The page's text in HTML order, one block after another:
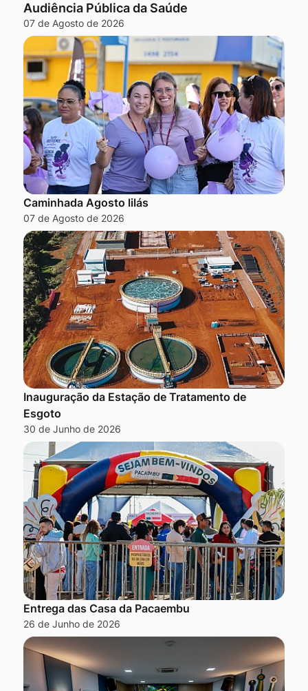
Audiência Pública da Saúde
07 de Agosto de 2026
Caminhada Agosto lilás
07 de Agosto de 2026
Inauguração da Estação de Tratamento de
Esgoto
30 de Junho de 2026
Entrega das Casa da Pacaembu
26 de Junho de 2026